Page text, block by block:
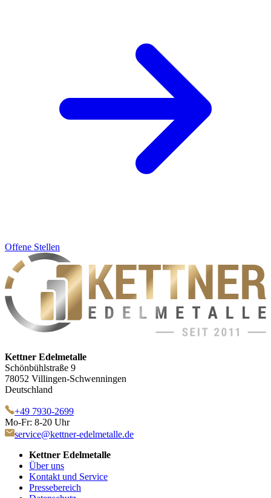
Offene Stellen
Kettner Edelmetalle
Schönbühlstraße 9
78052 Villingen-Schwenningen
Deutschland
+49 7930-2699
Mo-Fr: 8-20 Uhr
service@kettner-edelmetalle.de
Kettner Edelmetalle
Über uns
Kontakt und Service
Pressebereich